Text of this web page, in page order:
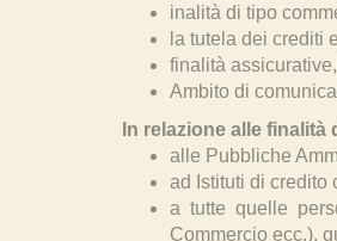
inalità di tipo
la tutela dei crediti
finalità
Ambito di
In relazione alle
alle Pubbliche
ad Istituti di credito
a tutte quelle
Commercio ecc.),